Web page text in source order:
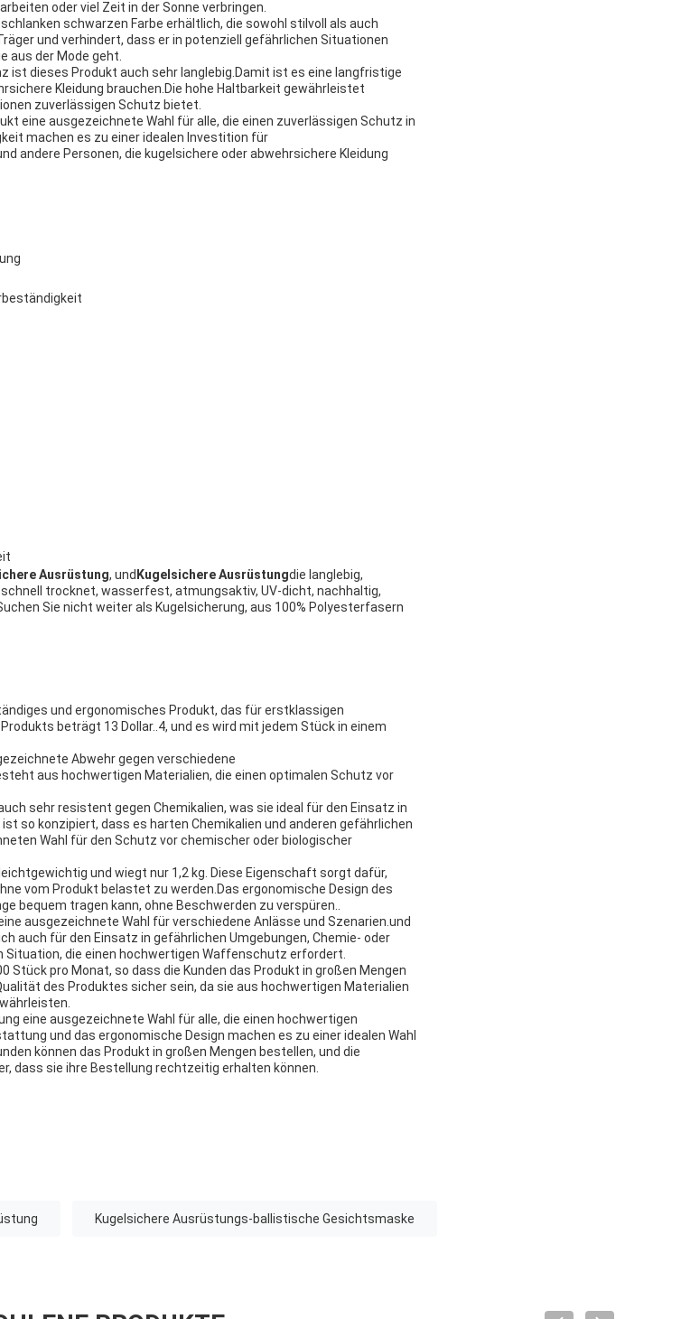
oder viel Zeit in der Sonne verbringen.
schwarzen Farbe erhältlich, die sowohl stilvoll als auch
und verhindert, dass er in potenziell gefährlichen Situationen
aus der Mode geht.
ist dieses Produkt auch sehr langlebig.Damit ist es eine langfristige
Kleidung brauchen.Die hohe Haltbarkeit gewährleistet
zuverlässigen Schutz bietet.
eine ausgezeichnete Wahl für alle, die einen zuverlässigen Schutz in
machen es zu einer idealen Investition für
andere Personen, die kugelsichere oder abwehrsichere Kleidung
Ausrüstung, und Kugelsichere Ausrüstungdie langlebig,
trocknet, wasserfest, atmungsaktiv, UV-dicht, nachhaltig,
Sie nicht weiter als Kugelsicherung, aus 100% Polyesterfasern
und ergonomisches Produkt, das für erstklassigen
beträgt 13 Dollar..4, und es wird mit jedem Stück in einem
Abwehr gegen verschiedene
aus hochwertigen Materialien, die einen optimalen Schutz vor
sehr resistent gegen Chemikalien, was sie ideal für den Einsatz in
so konzipiert, dass es harten Chemikalien und anderen gefährlichen
Wahl für den Schutz vor chemischer oder biologischer
und wiegt nur 1,2 kg. Diese Eigenschaft sorgt dafür,
vom Produkt belastet zu werden.Das ergonomische Design des
bequem tragen kann, ohne Beschwerden zu verspüren..
ausgezeichnete Wahl für verschiedene Anlässe und Szenarien.und
auch für den Einsatz in gefährlichen Umgebungen, Chemie- oder
Situation, die einen hochwertigen Waffenschutz erfordert.
Stück pro Monat, so dass die Kunden das Produkt in großen Mengen
des Produktes sicher sein, da sie aus hochwertigen Materialien
eine ausgezeichnete Wahl für alle, die einen hochwertigen
und das ergonomische Design machen es zu einer idealen Wahl
können das Produkt in großen Mengen bestellen, und die
dass sie ihre Bestellung rechtzeitig erhalten können.
Kugelsichere Ausrüstungs-ballistische Gesichtsmaske